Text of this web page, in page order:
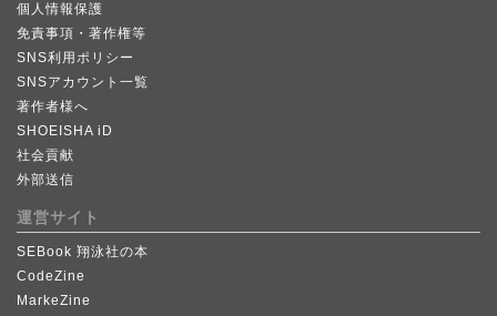
個人情報保護
免責事項・著作権等
SNS利用ポリシー
SNSアカウント一覧
著作者様へ
SHOEISHA iD
社会貢献
外部送信
運営サイト
SEBook 翔泳社の本
CodeZine
MarkeZine